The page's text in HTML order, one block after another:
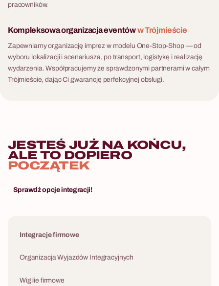
pracowników.
Kompleksowa organizacja eventóww Trójmieście
Zapewniamy organizację imprez w modelu One-Stop-Shop — od
wyboru lokalizacji i scenariusza, po transport, logistykę i realizację
wydarzenia. Współpracujemy ze sprawdzonymi partnerami w całym
Trójmieście, dając Ci gwarancję perfekcyjnej obsługi.
JESTEŚ JUŻ NA KOŃCU,
ALE TO DOPIERO
POCZĄTEK
Sprawdź opcje integracji!
Integracje firmowe
Organizacja Wyjazdów Integracyjnych
Wigilie firmowe